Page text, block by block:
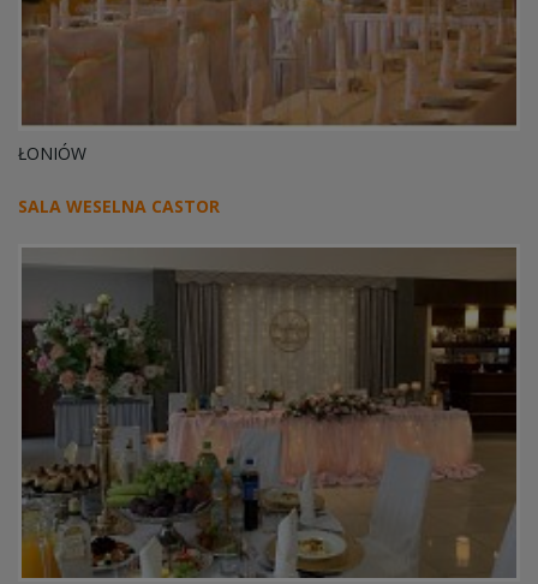
ŁONIÓW
SALA WESELNA CASTOR